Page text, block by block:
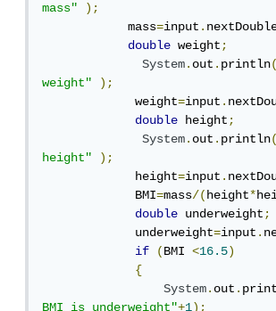
mass"
);
mass=input.
double weight;
System.out.println
weight"
);
weight=input.
double height;
System.out.println
height"
);
height=input.
BMI=mass/(height*
double underweight;
underweight=input.
if
(BMI <16.5)
{
System.out.
BMI is underweight"+1);